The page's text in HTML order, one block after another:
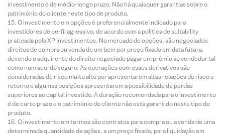
investimento é de médio-longo prazo. Não há quaisquer garantias sobre o
patrimônio do cliente neste tipo de produto.
O investimento em opções é preferencialmente indicado para
investidores de perfil agressivo, de acordo com a política de suitability
praticada pela XP Investimentos. No mercado de opções, são negociados
direitos de compra ou venda de um bem por preço fixado em data futura,
devendo o adquirente do direito negociado pagar um prêmio ao vendedor tal
como num acordo seguro. As operações com esses derivativos são
consideradas de risco muito alto por apresentarem altas relações de risco e
retorno e algumas posições apresentarem a possibilidade de perdas
superiores ao capital investido. A duração recomendada para o investimento
é de curto prazo e o patrimônio do cliente não está garantido neste tipo de
produto.
O investimento em termos são contratos para compra ou a venda de uma
determinada quantidade de ações, a um preço fixado, para liquidação em